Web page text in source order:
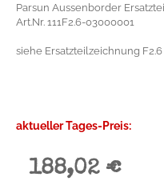
Parsun Aussenborder
Art.Nr. 111F2.6-03000001
siehe Ersatzteilzeichnung
aktueller Tages-Preis:
188,02 €